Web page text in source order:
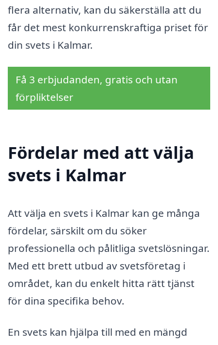
flera alternativ, kan du säkerställa att du
får det mest konkurrenskraftiga priset för
din svets i Kalmar.
Få 3 erbjudanden, gratis och utan
förpliktelser
Fördelar med att välja
svets i Kalmar
Att välja en svets i Kalmar kan ge många
fördelar, särskilt om du söker
professionella och pålitliga svetslösningar.
Med ett brett utbud av svetsföretag i
området, kan du enkelt hitta rätt tjänst
för dina specifika behov.
En svets kan hjälpa till med en mängd